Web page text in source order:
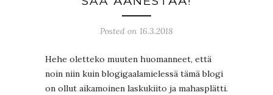
Posted on 16.3.2018
Hehe oletteko muuten huomanneet, että
noin niin kuin blogigaalamielessä tämä blogi
on ollut aikamoinen laskukiito ja mahasplätti.